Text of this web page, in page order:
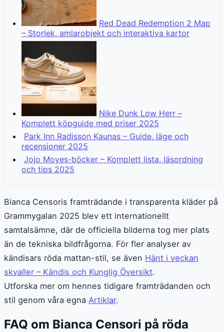
Red Dead Redemption 2 Map
– Storlek, amlarobjekt och interaktiva kartor
Nike Dunk Low Herr –
Komplett köpguide med priser 2025
Park Inn Radisson Kaunas – Guide, läge och
recensioner 2025
Jojo Moyes-böcker – Komplett lista, läsordning
och tips 2025
Bianca Censoris framträdande i transparenta kläder på
Grammygalan 2025 blev ett internationellt
samtalsämne, där de officiella bilderna tog mer plats
än de tekniska bildfrågorna. För fler analyser av
kändisars röda mattan-stil, se även Hänt i veckan
skvaller – Kändis och Kunglig Översikt.
Utforska mer om hennes tidigare framträdanden och
stil genom våra egna Artiklar.
FAQ om Bianca Censori på röda